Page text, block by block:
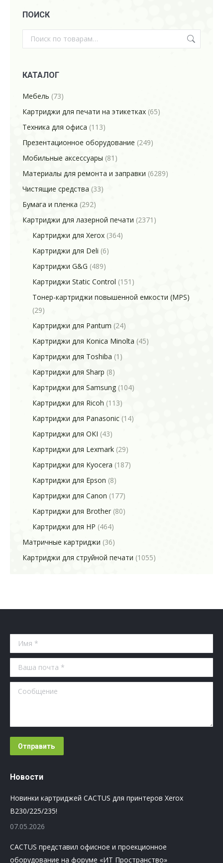
ПОИСК
КАТАЛОГ
Мебель (73)
Картриджи для печати на этикетках (65)
Техника для офиса (113)
Презентационное оборудование (249)
Мобильные аксессуары (81)
Материалы для ремонта и заправки (6289)
Чистящие средства (33)
Бумага и пленка (292)
Картриджи для лазерной печати (2371)
Картриджи для Xerox (364)
Картриджи для Deli (6)
Картриджи G&G (489)
Картриджи Static Control (151)
Тонер-картриджи повышенной емкости (MPS)
(29)
Картриджи для Pantum (24)
Картриджи для Konica Minolta (45)
Картриджи для Toshiba (1)
Картриджи для Sharp (8)
Картриджи для Samsung (104)
Картриджи для Ricoh (113)
Картриджи для Panasonic (14)
Картриджи для OKI (43)
Картриджи для Lexmark (29)
Картриджи для Kyocera (187)
Картриджи для Epson (8)
Картриджи для Canon (177)
Картриджи для Brother (80)
Картриджи для HP (464)
Матричные картриджи (36)
Картриджи для струйной печати (1055)
Имя *
Ваша почта *
Сообщение
Отправить
Новости
Новинки картриджей CACTUS для принтеров Xerox
B230/225/235!
07.05.2026
CACTUS представил офисное и проекционное
оборудование на форуме «ИТ Пространство»